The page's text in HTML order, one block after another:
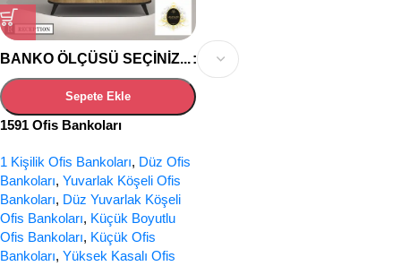
BANKO ÖLÇÜSÜ SEÇINIZ...
Sepete Ekle
1591 Ofis Bankoları
1 Kişilik Ofis Bankoları, Düz Ofis
Bankoları, Yuvarlak Köşeli Ofis
Bankoları, Düz Yuvarlak Köşeli
Ofis Bankoları, Küçük Boyutlu
Ofis Bankoları, Küçük Ofis
Bankoları, Yüksek Kasalı Ofis